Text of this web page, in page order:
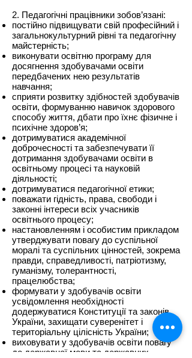
2. Педагогічні працівники зобов’язані:
постійно підвищувати свій професійний і
загальнокультурний рівні та педагогічну
майстерність;
виконувати освітню програму для
досягнення здобувачами освіти
передбачених нею результатів
навчання;
сприяти розвитку здібностей здобувачів
освіти, формуванню навичок здорового
способу життя, дбати про їхнє фізичне і
психічне здоров’я;
дотримуватися академічної
доброчесності та забезпечувати її
дотримання здобувачами освіти в
освітньому процесі та науковій
діяльності;
дотримуватися педагогічної етики;
поважати гідність, права, свободи і
законні інтереси всіх учасників
освітнього процесу;
настановленням і особистим прикладом
утверджувати повагу до суспільної
моралі та суспільних цінностей, зокрема
правди, справедливості, патріотизму,
гуманізму, толерантності,
працелюбства;
формувати у здобувачів освіти
усвідомлення необхідності
додержуватися Конституції та законів
України, захищати суверенітет і
територіальну цілісність України;
виховувати у здобувачів освіти повагу
до державної мови та державних